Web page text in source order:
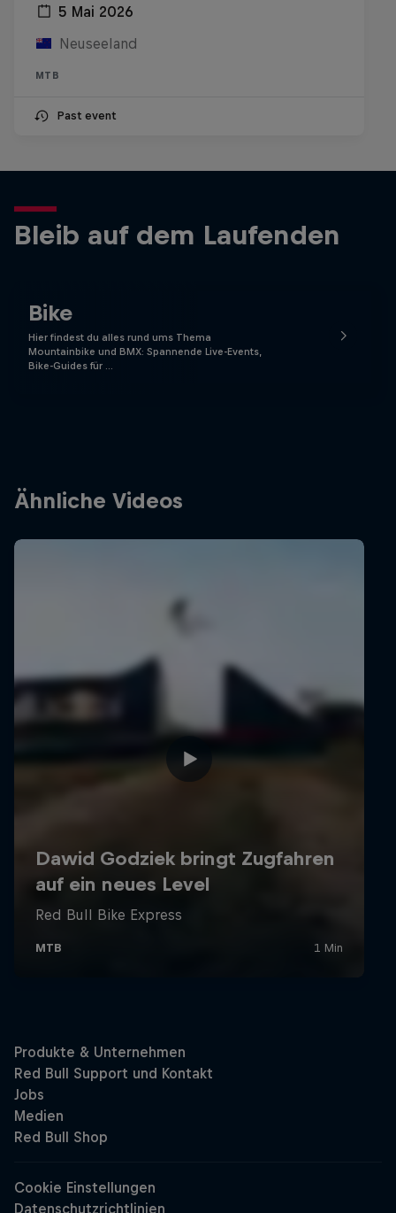
5 Mai 2026
Neuseeland
MTB
Past event
Bleib auf dem Laufenden
Bike
Hier findest du alles rund ums Thema
Mountainbike und BMX: Spannende Live-Events,
Bike-Guides für …
Ähnliche Videos